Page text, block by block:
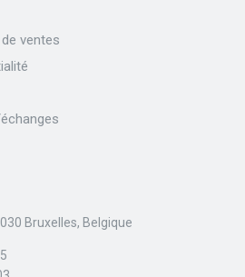
ventes
Bruxelles, Belgique